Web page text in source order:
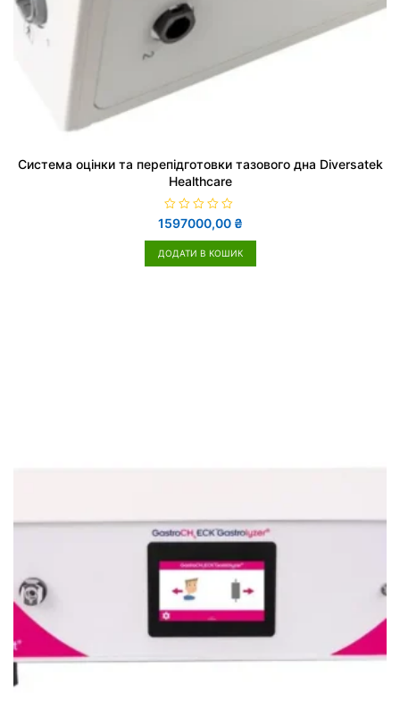
Система оцінки та перепідготовки тазового дна Diversatek
Healthcare
О
ц
і
н
1597000,00 ₴
ДОДАТИ В КОШИК